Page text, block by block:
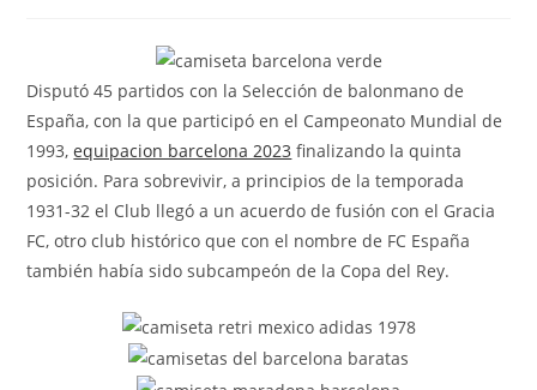
entrada:
entrada:
Disputó 45 partidos con la Selección de balonmano de
España, con la que participó en el Campeonato Mundial de
1993,equipacion barcelona 2023 finalizando la quinta
posición. Para sobrevivir, a principios de la temporada
1931-32 el Club llegó a un acuerdo de fusión con el Gracia
FC, otro club histórico que con el nombre de FC España
también había sido subcampeón de la Copa del Rey.